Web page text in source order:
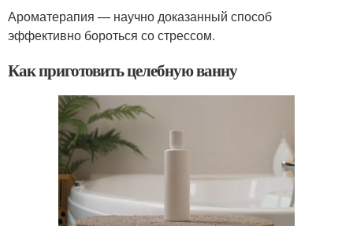
Ароматерапия — научно доказанный способ
эффективно бороться со стрессом.
Как приготовить целебную ванну